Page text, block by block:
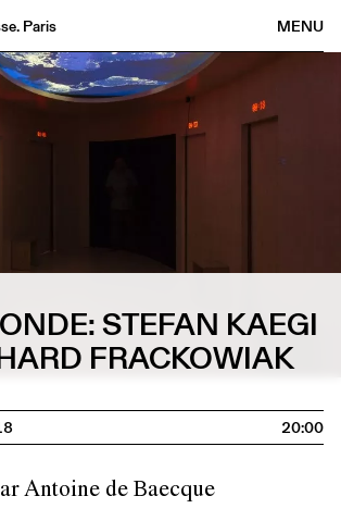
MENU
Paris
STEFAN KAEGI
FRACKOWIAK
20:00
Antoine de Baecque